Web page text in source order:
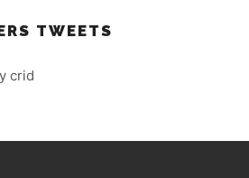
TWEETS
crid